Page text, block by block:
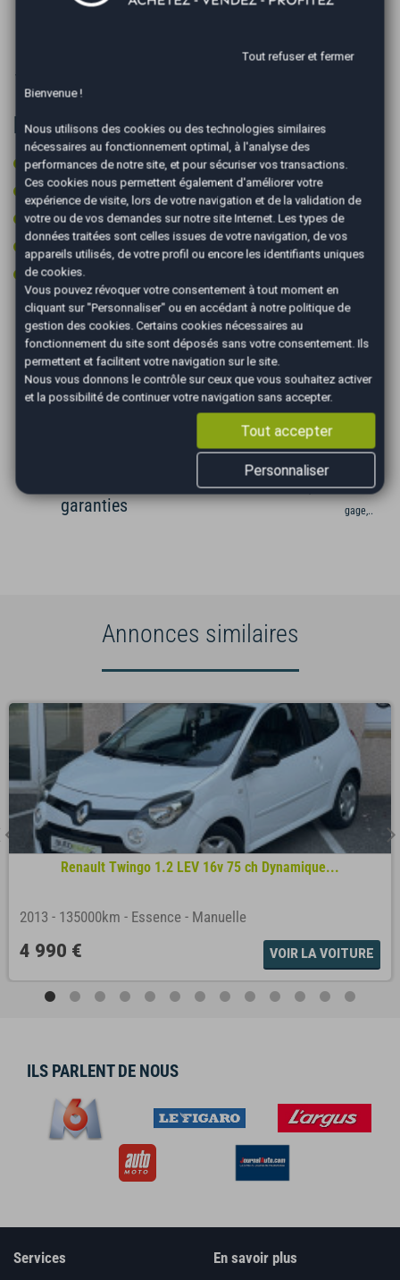
29/04/2011
Ville :
Équipements et Options
Contrôle technique ok
Fixations ISOFIX
Ordinateur de bord
Peinture integrale
Prise 12v
Les Avantages AutoEasy
garanties
Véhicule au
juste prix
Gestion
(cession, carte grise,
gage,...)
Annonces similaires
Renault Twingo 1.2 LEV 16v 75 ch Dynamique...
2013 - 135000km - Essence - Manuelle
4 990 € VOIR LA VOITURE
ILS PARLENT DE NOUS
Services En savoir plus
Tout refuser et fermer
Bienvenue !
Nous utilisons des cookies ou des technologies similaires
nécessaires au fonctionnement optimal, à l'analyse des
performances de notre site, et pour sécuriser vos transactions.
Ces cookies nous permettent également d'améliorer votre
expérience de visite, lors de votre navigation et de la validation de
votre ou de vos demandes sur notre site Internet. Les types de
données traitées sont celles issues de votre navigation, de vos
appareils utilisés, de votre profil ou encore les identifiants uniques
de cookies.
Vous pouvez révoquer votre consentement à tout moment en
cliquant sur "Personnaliser" ou en accédant à notre politique de
gestion des cookies. Certains cookies nécessaires au
fonctionnement du site sont déposés sans votre consentement. Ils
permettent et facilitent votre navigation sur le site.
Nous vous donnons le contrôle sur ceux que vous souhaitez activer
et la possibilité de continuer votre navigation sans accepter.
Tout accepter
Personnaliser